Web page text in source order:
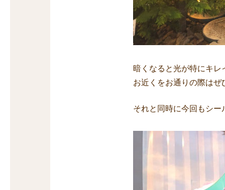
暗くなると光が特にキレ
お近くをお通りの際はぜ
それと同時に今回もシ